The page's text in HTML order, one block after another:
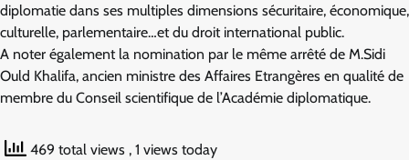
diplomatie dans ses multiples dimensions sécuritaire, économique,
culturelle, parlementaire…et du droit international public.
A noter également la nomination par le même arrêté de M.Sidi
Ould Khalifa, ancien ministre des Affaires Etrangères en qualité de
membre du Conseil scientifique de l’Académie diplomatique.
469 total views , 1 views today